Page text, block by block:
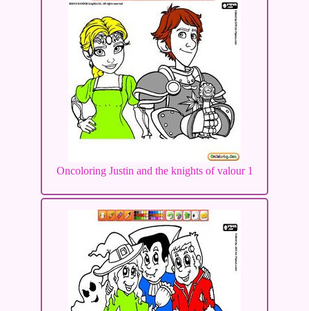
Oncoloring Justin and the knights of valour 1